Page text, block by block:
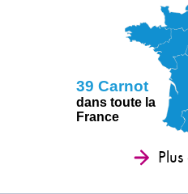
39 Carnot
dans toute la
France